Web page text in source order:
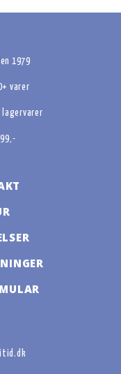
1979
varer
lagervarer